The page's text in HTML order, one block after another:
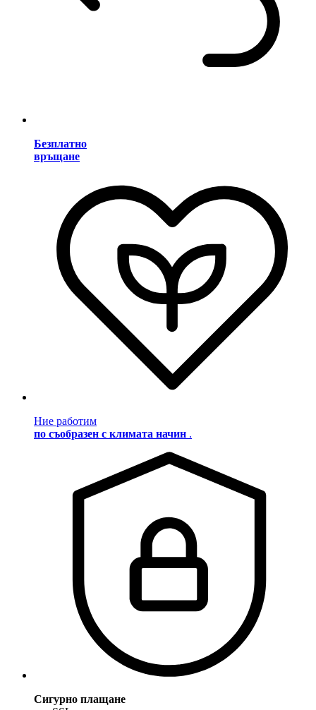
Безплатно
връщане
Ние работим
по съобразен с климата начин .
Сигурно плащане